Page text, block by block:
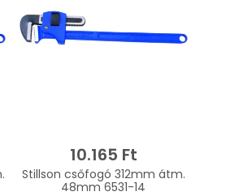
10.165 Ft
Stillson csőfogó 312mm átm.
48mm 6531-14